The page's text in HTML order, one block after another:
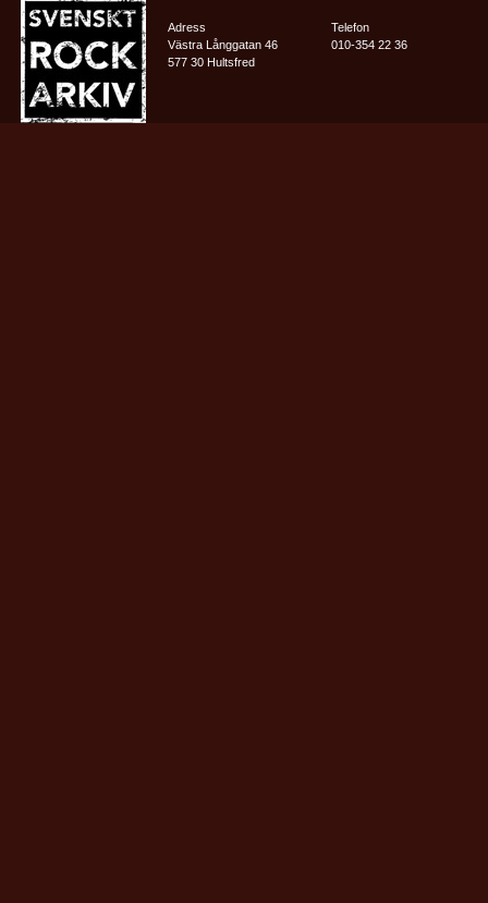
Adress
Västra Långgatan 46
577 30 Hultsfred
Telefon
010-354 22 36